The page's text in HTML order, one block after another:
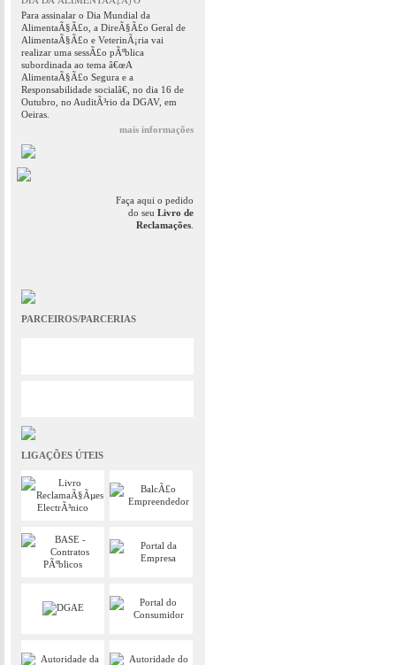
Para assinalar o Dia Mundial da
AlimentaÃ§Ã£o, a DireÃ§Ã£o Geral de
AlimentaÃ§Ã£o e VeterinÃ¡ria vai
realizar uma sessÃ£o pÃºblica
subordinada ao tema â€œA
AlimentaÃ§Ã£o Segura e a
Responsabilidade socialâ€, no dia 16 de
Outubro, no AuditÃ³rio da DGAV, em
Oeiras.
mais informações
Faça aqui o pedido
do seu Livro de
Reclamações
PARCEIROS/PARCERIAS
LIGAÇÕES ÚTEIS